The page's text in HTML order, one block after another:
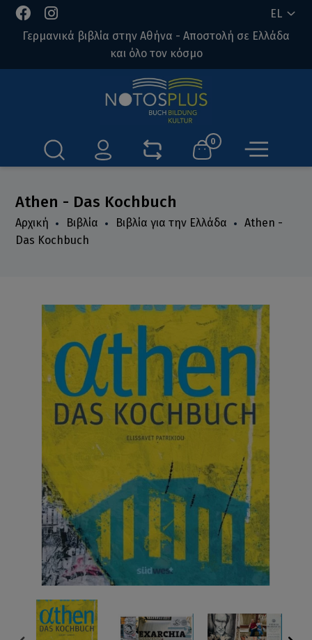
EL
Γερμανικά βιβλία στην Αθήνα - Αποστολή σε Ελλάδα
και όλο τον κόσμο
0
Athen - Das Kochbuch
Αρχική Βιβλία Βιβλία για την Ελλάδα
Athen -
Das Kochbuch